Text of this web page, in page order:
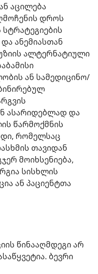
აცილება
დროს
ანემიასთან
ალტერნატიული
ან სამედიცინო/
ასარიდებლად და
წარმოქმნის
რომელსაც
თავიდან
მოიხსენიება,
სისხლის
ან პაციენტთა
წინააღმდეგი არ
ბევრი